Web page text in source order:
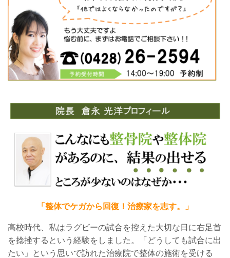
「整体でケガから回復！治療家を志す。」
高校時代、私はラグビーの試合を控えた大切な日に右足首
を捻挫するという経験をしました。
「 どうしても試合に出
たい 」 という思いで訪れた治療院で整体の施術を受ける